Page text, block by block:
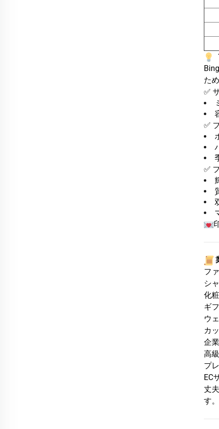
た
✅
✅
✅
フ
シ
化
ギ
ウ
カ
企
高
プ
EC
丈
す。